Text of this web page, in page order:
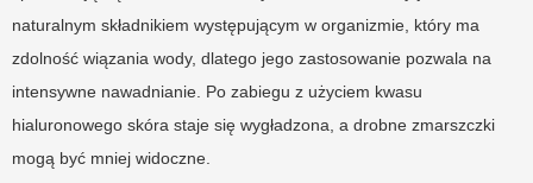
naturalnym składnikiem występującym w organizmie, który ma
zdolność wiązania wody, dlatego jego zastosowanie pozwala na
intensywne nawadnianie. Po zabiegu z użyciem kwasu
hialuronowego skóra staje się wygładzona, a drobne zmarszczki
mogą być mniej widoczne.